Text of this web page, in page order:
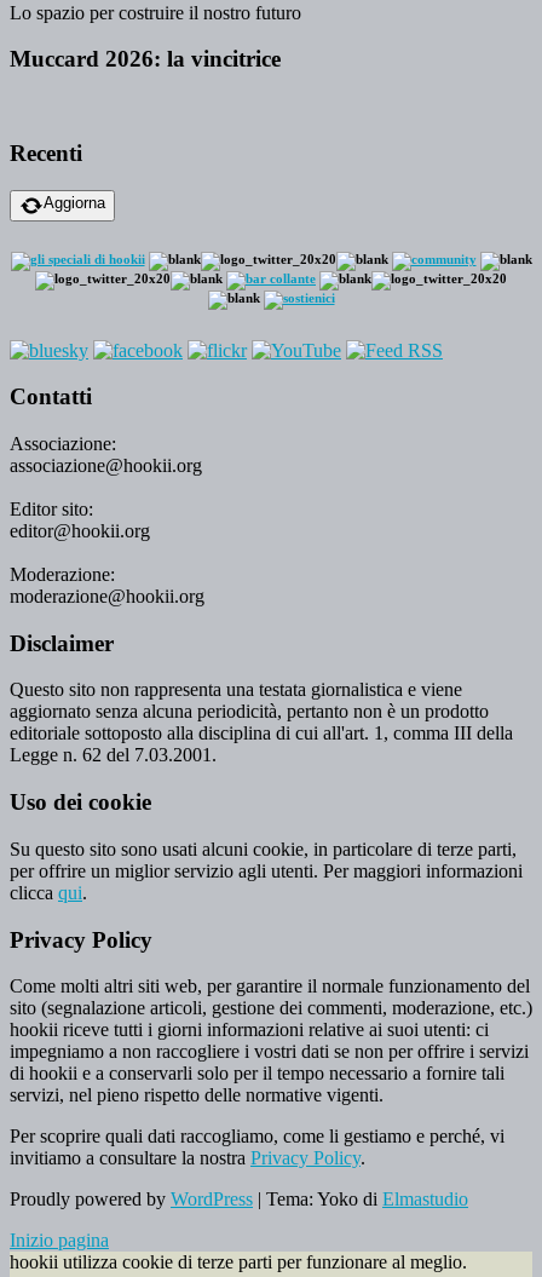
Lo spazio per costruire il nostro futuro
Muccard 2026: la vincitrice
Recenti
Aggiorna
Contatti
Associazione:
associazione@hookii.org
Editor sito:
editor@hookii.org
Moderazione:
moderazione@hookii.org
Disclaimer
Questo sito non rappresenta una testata giornalistica e viene
aggiornato senza alcuna periodicità, pertanto non è un prodotto
editoriale sottoposto alla disciplina di cui all'art. 1, comma III della
Legge n. 62 del 7.03.2001.
Uso dei cookie
Su questo sito sono usati alcuni cookie, in particolare di terze parti,
per offrire un miglior servizio agli utenti. Per maggiori informazioni
clicca qui.
Privacy Policy
Come molti altri siti web, per garantire il normale funzionamento del
sito (segnalazione articoli, gestione dei commenti, moderazione, etc.)
hookii riceve tutti i giorni informazioni relative ai suoi utenti: ci
impegniamo a non raccogliere i vostri dati se non per offrire i servizi
di hookii e a conservarli solo per il tempo necessario a fornire tali
servizi, nel pieno rispetto delle normative vigenti.
Per scoprire quali dati raccogliamo, come li gestiamo e perché, vi
invitiamo a consultare la nostra Privacy Policy.
Proudly powered by WordPress | Tema: Yoko di Elmastudio
Inizio pagina
hookii utilizza cookie di terze parti per funzionare al meglio.